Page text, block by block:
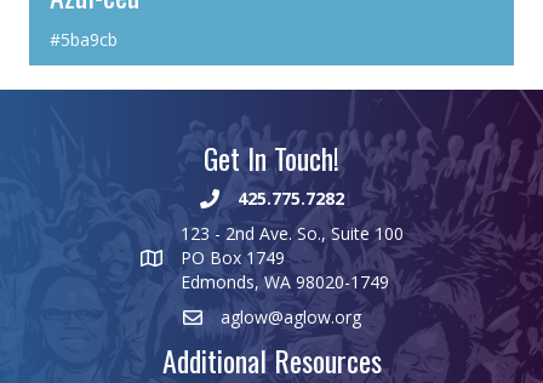
#5ba9cb
Get In Touch!
425.775.7282
123 - 2nd Ave. So., Suite 100
PO Box 1749
Edmonds, WA 98020-1749
aglow@aglow.org
Additional Resources